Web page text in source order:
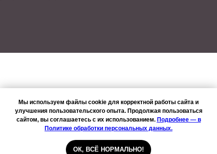
Мы используем файлы cookie для корректной работы сайта и
улучшения пользовательского опыта. Продолжая пользоваться
сайтом, вы соглашаетесь с их использованием. Подробнее — в
Политике обработки персональных данных.
ОК, ВСЁ НОРМАЛЬНО!